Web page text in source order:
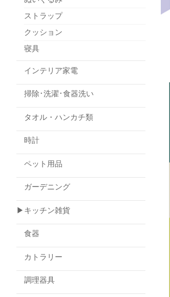
ストラップ
クッション
寝具
インテリア家電
掃除･洗濯･食器洗い
タオル・ハンカチ類
時計
ペット用品
ガーデニング
▶キッチン雑貨
食器
カトラリー
調理器具